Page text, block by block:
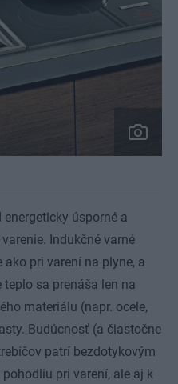
úsporné a
Indukčné varné
pri varení na plyne, a
teplo sa prenáša len na
materiálu (napr. ocele,
Budúcnosť (a čiastočne
patrí bezdotykovým
pri varení, ale aj k